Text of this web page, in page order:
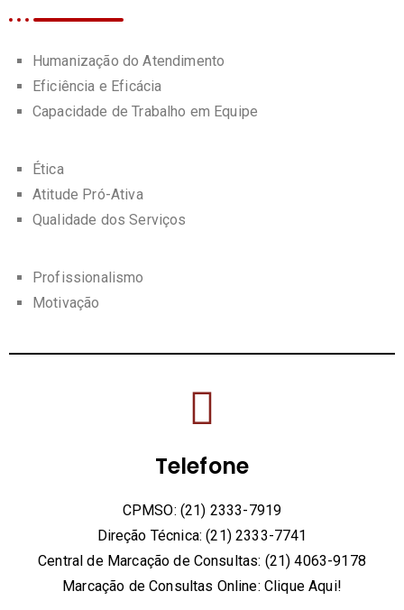
Humanização do Atendimento
Eficiência e Eficácia
Capacidade de Trabalho em Equipe
Ética
Atitude Pró-Ativa
Qualidade dos Serviços
Profissionalismo
Motivação
Telefone
CPMSO: (21) 2333-7919
Direção Técnica: (21) 2333-7741
Central de Marcação de Consultas: (21) 4063-9178
Marcação de Consultas Online: Clique Aqui!